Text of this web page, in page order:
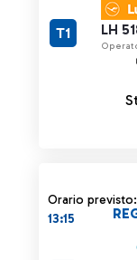
LH
T1
Orario previsto:
13:15